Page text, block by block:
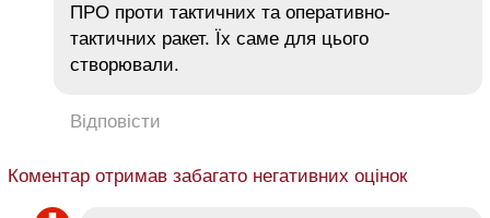
ПРО проти тактичних та оперативно-
тактичних ракет. Їх саме для цього
створювали.
Відповісти
Коментар отримав забагато негативних оцінок